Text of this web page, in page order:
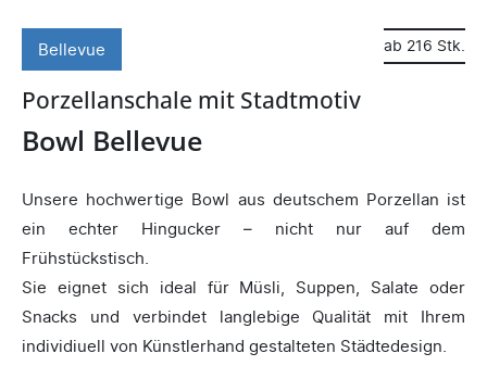
Bellevue ab 216 Stk.
Bowl Bellevue
Porzellanschale mit Stadtmotiv
Unsere hochwertige Bowl aus deutschem Porzellan ist
ein echter Hingucker – nicht nur auf dem
Frühstückstisch.
Sie eignet sich ideal für Müsli, Suppen, Salate oder
Snacks und verbindet langlebige Qualität mit Ihrem
individiuell von Künstlerhand gestalteten Städtedesign.